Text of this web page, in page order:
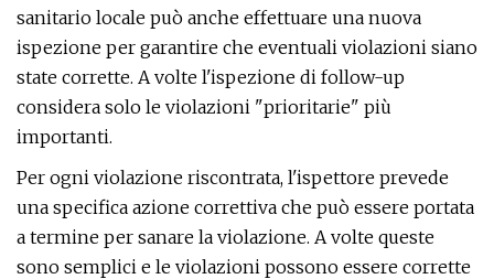
sanitario locale può anche effettuare una nuova
ispezione per garantire che eventuali violazioni siano
state corrette. A volte l'ispezione di follow-up
considera solo le violazioni "prioritarie" più
importanti.
Per ogni violazione riscontrata, l'ispettore prevede
una specifica azione correttiva che può essere portata
a termine per sanare la violazione. A volte queste
sono semplici e le violazioni possono essere corrette